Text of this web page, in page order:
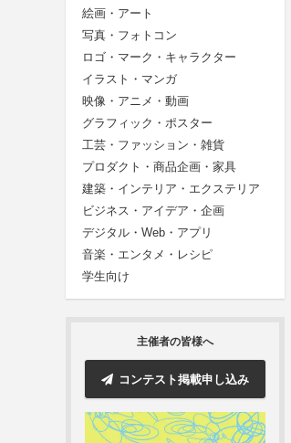
絵画・アート
写真・フォトコン
ロゴ・マーク・キャラクター
イラスト・マンガ
映像・アニメ・動画
グラフィック・ポスター
工芸・ファッション・雑貨
プロダクト・商品企画・家具
建築・インテリア・エクステリア
ビジネス・アイデア・企画
デジタル・Web・アプリ
音楽・エンタメ・レシピ
学生向け
主催者の皆様へ
コンテスト掲載申し込み